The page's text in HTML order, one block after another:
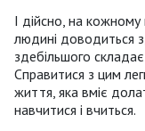
І дійсно, на
людині доводиться
здебільшого
Справитися з цим
життя, яка вміє
навчитися і вчиться.